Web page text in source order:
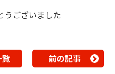
うございました
覧 前の記事